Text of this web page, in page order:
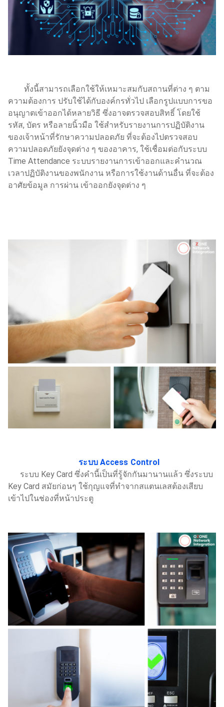
ทั้งนี้สามารถเลือกใช้ให้เหมาะสมกับสถานที่ต่าง ๆ ตาม
ความต้องการ ปรับใช้ได้กับองค์กรทั่วไป เลือกรูปแบบการขอ
อนุญาตเข้าออกได้หลายวิธี ซึ่งอาจตรวจสอบสิทธิ์ โดยใช้
รหัส, บัตร หรือลายนิ้วมือ ใช้สำหรับรายงานการปฏิบัติงาน
ของเจ้าหน้าที่รักษาความปลอดภัย ที่จะต้องไปตรวจสอบ
ความปลอดภัยยังจุดต่าง ๆ ของอาคาร, ใช้เชื่อมต่อกับระบบ
Time Attendance ระบบรายงานการเข้าออกและคำนวณ
เวลาปฏิบัติงานของพนักงาน หรือการใช้งานด้านอื่น ที่จะต้อง
อาศัยข้อมูล การผ่าน เข้าออกยังจุดต่าง ๆ
ระบบ Access Control
ระบบ Key Card ซึ่งคำนี้เป็นที่รู้จักกันมานานแล้ว ซึ่งระบบ
Key Card สมัยก่อนๆ ใช้กุญแจที่ทำจากสแตนเลสต้องเสียบ
เข้าไปในช่องที่หน้าประตู